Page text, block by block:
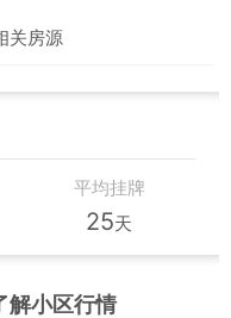
关房源
平均挂牌
25天
解小区行情